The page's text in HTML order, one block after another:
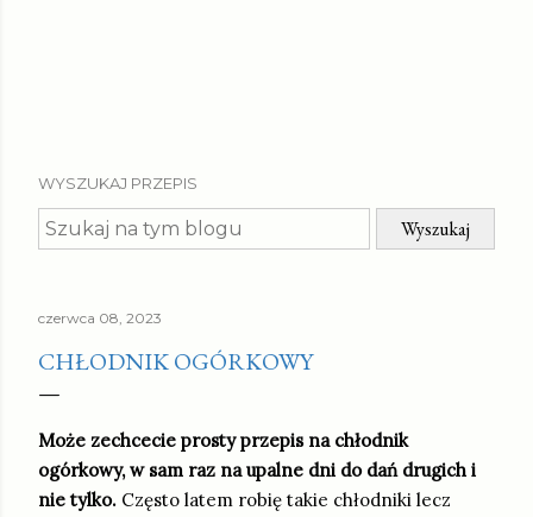
WYSZUKAJ PRZEPIS
czerwca 08, 2023
CHŁODNIK OGÓRKOWY
Może zechcecie prosty przepis na chłodnik
ogórkowy, w sam raz na upalne dni do dań drugich i
nie tylko. Często latem robię takie chłodniki lecz